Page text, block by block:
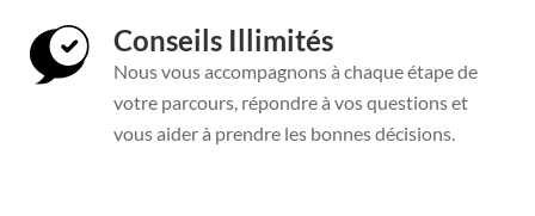
Conseils Illimités
Nous vous accompagnons à chaque étape de
votre parcours, répondre à vos questions et
vous aider à prendre les bonnes décisions.